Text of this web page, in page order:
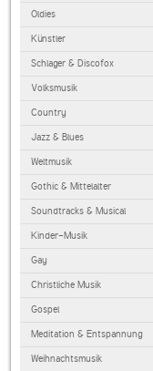
Oldies
Künstler
Schlager & Discofox
Volksmusik
Country
Jazz & Blues
Weltmusik
Gothic & Mittelalter
Soundtracks & Musical
Kinder-Musik
Gay
Christliche Musik
Gospel
Meditation & Entspannung
Weihnachtsmusik